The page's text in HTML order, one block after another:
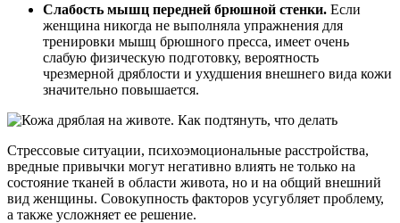
Слабость мышц передней брюшной стенки. Если
женщина никогда не выполняла упражнения для
тренировки мышц брюшного пресса, имеет очень
слабую физическую подготовку, вероятность
чрезмерной дряблости и ухудшения внешнего вида кожи
значительно повышается.
Стрессовые ситуации, психоэмоциональные расстройства,
вредные привычки могут негативно влиять не только на
состояние тканей в области живота, но и на общий внешний
вид женщины. Совокупность факторов усугубляет проблему,
а также усложняет ее решение.